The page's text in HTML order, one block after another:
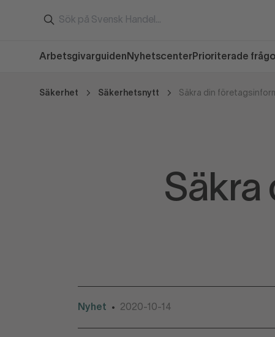
Arbetsgivarguiden Nyhetscenter Prioriterade
Säkerhet Säkerhetsnytt Säkra din
Säkra
Nyhet • 2020-10-14